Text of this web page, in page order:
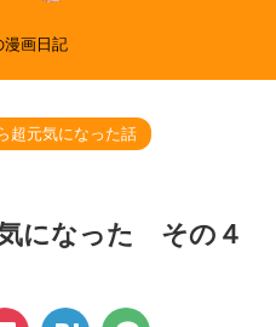
漫画日記
超元気になった話
になった その４